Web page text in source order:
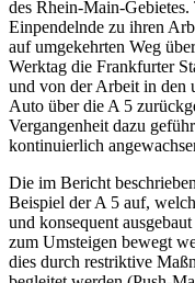
des Rhein-Main-
Einpendelnde zu ihren
auf umgekehrten Weg
Werktag die Frankfurter
und von der Arbeit in den
Auto über die A 5
Vergangenheit dazu
kontinuierlich
Die im Bericht
Beispiel der A 5 auf,
und konsequent
zum Umsteigen bewegt
dies durch restriktive